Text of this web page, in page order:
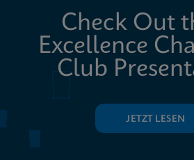
Check Out
Excellence
Club
JETZT LESEN